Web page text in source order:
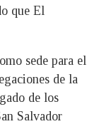
que El
sede para el
de la
de los
Salvador